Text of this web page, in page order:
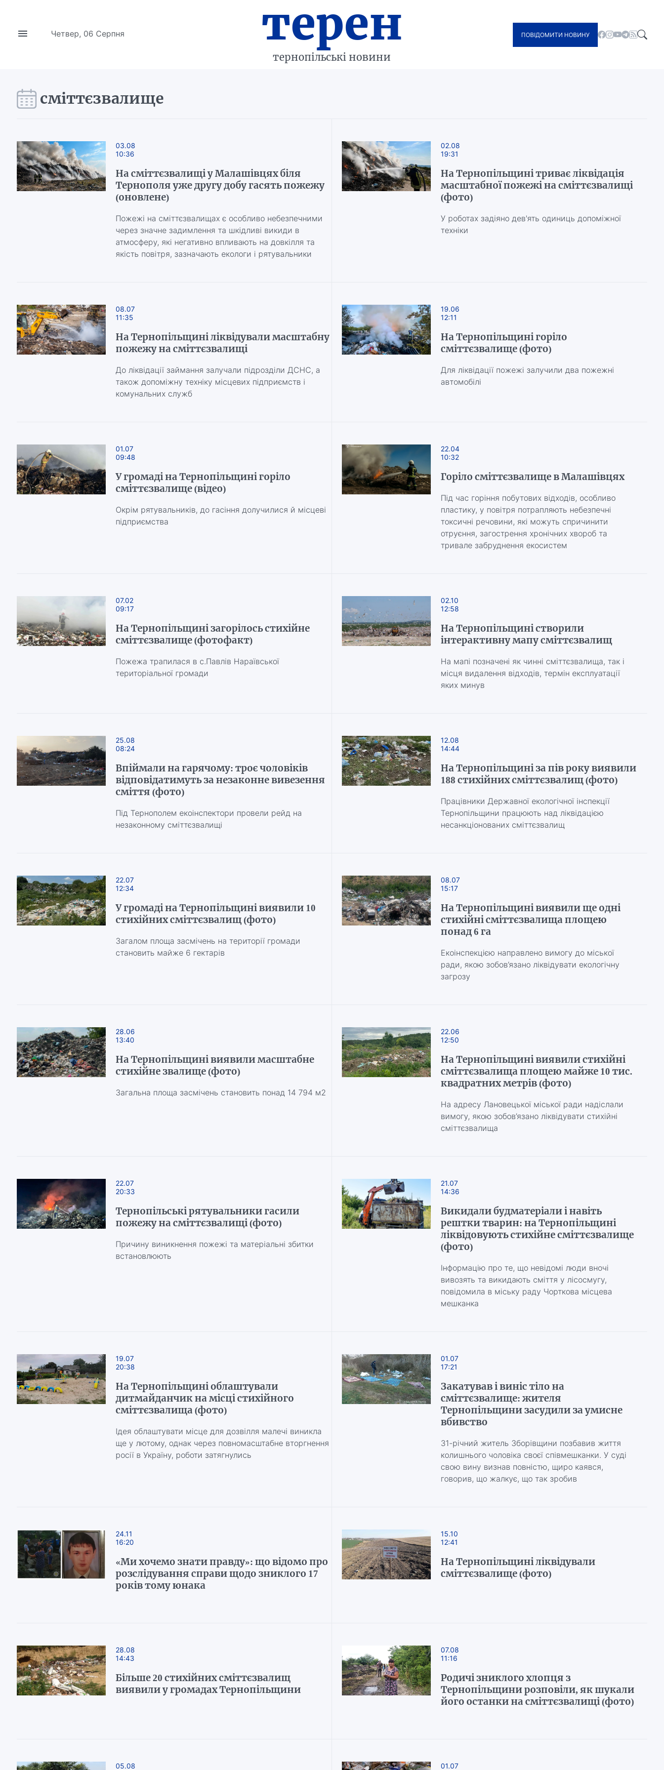
Четвер, 06 Серпня терен
тернопільські новини
ПОВІДОМИТИ НОВИНУ
сміттєзвалище
03.08
10:36
На сміттєзвалищі у Малашівцях біля
Тернополя уже другу добу гасять пожежу
(оновлене)
Пожежі на сміттєзвалищах є особливо небезпечними
через значне задимлення та шкідливі викиди в
атмосферу, які негативно впливають на довкілля та
якість повітря, зазначають екологи і рятувальники
02.08
19:31
На Тернопільщині триває ліквідація
масштабної пожежі на сміттєзвалищі
(фото)
У роботах задіяно дев'ять одиниць допоміжної
техніки
08.07
11:35
На Тернопільщині ліквідували масштабну
пожежу на сміттєзвалищі
До ліквідації займання залучали підрозділи ДСНС, а
також допоміжну техніку місцевих підприємств і
комунальних служб
19.06
12:11
На Тернопільщині горіло
сміттєзвалище (фото)
Для ліквідації пожежі залучили два пожежні
автомобілі
01.07
09:48
У громаді на Тернопільщині горіло
сміттєзвалище (відео)
Окрім рятувальників, до гасіння долучилися й місцеві
підприємства
22.04
10:32
Горіло сміттєзвалище в Малашівцях
Під час горіння побутових відходів, особливо
пластику, у повітря потрапляють небезпечні
токсичні речовини, які можуть спричинити
отруєння, загострення хронічних хвороб та
тривале забруднення екосистем
07.02
09:17
На Тернопільщині загорілось стихійне
сміттєзвалище (фотофакт)
Пожежа трапилася в с.Павлів Нараївської
територіальної громади
02.10
12:58
На Тернопільщині створили
інтерактивну мапу сміттєзвалищ
На мапі позначені як чинні сміттєзвалища, так і
місця видалення відходів, термін експлуатації
яких минув
25.08
08:24
Впіймали на гарячому: троє чоловіків
відповідатимуть за незаконне вивезення
сміття (фото)
Під Тернополем екоінспектори провели рейд на
незаконному сміттєзвалищі
12.08
14:44
На Тернопільщині за пів року виявили
188 стихійних сміттєзвалищ (фото)
Працівники Державної екологічної інспекції
Тернопільщини працюють над ліквідацією
несанкціонованих сміттєзвалищ
22.07
12:34
У громаді на Тернопільщині виявили 10
стихійних сміттєзвалищ (фото)
Загалом площа засмічень на території громади
становить майже 6 гектарів
08.07
15:17
На Тернопільщині виявили ще одні
стихійні сміттєзвалища площею
понад 6 га
Екоінспекцією направлено вимогу до міської
ради, якою зобов’язано ліквідувати екологічну
загрозу
28.06
13:40
На Тернопільщині виявили масштабне
стихійне звалище (фото)
Загальна площа засмічень становить понад 14 794 м2
22.06
12:50
На Тернопільщині виявили стихійні
сміттєзвалища площею майже 10 тис.
квадратних метрів (фото)
На адресу Лановецької міської ради надіслали
вимогу, якою зобов’язано ліквідувати стихійні
сміттєзвалища
22.07
20:33
Тернопільські рятувальники гасили
пожежу на сміттєзвалищі (фото)
Причину виникнення пожежі та матеріальні збитки
встановлюють
21.07
14:36
Викидали будматеріали і навіть
рештки тварин: на Тернопільщині
ліквідовують стихійне сміттєзвалище
(фото)
Інформацію про те, що невідомі люди вночі
вивозять та викидають сміття у лісосмугу,
повідомила в міську раду Чорткова місцева
мешканка
19.07
20:38
На Тернопільщині облаштували
дитмайданчик на місці стихійного
сміттєзвалища (фото)
Ідея облаштувати місце для дозвілля малечі виникла
ще у лютому, однак через повномасштабне вторгнення
росії в Україну, роботи затягнулись
01.07
17:21
Закатував і виніс тіло на
сміттєзвалище: жителя
Тернопільщини засудили за умисне
вбивство
31-річний житель Зборівщини позбавив життя
колишнього чоловіка своєї співмешканки. У суді
свою вину визнав повністю, щиро каявся,
говорив, що жалкує, що так зробив
24.11
16:20
«Ми хочемо знати правду»: що відомо про
розслідування справи щодо зниклого 17
років тому юнака
15.10
12:41
На Тернопільщині ліквідували
сміттєзвалище (фото)
28.08
14:43
Більше 20 стихійних сміттєзвалищ
виявили у громадах Тернопільщини
07.08
11:16
Родичі зниклого хлопця з
Тернопільщини розповіли, як шукали
його останки на сміттєзвалищі (фото)
05.08 01.07